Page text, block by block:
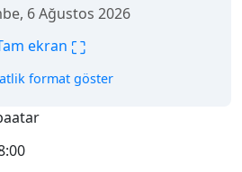
6 Ağustos 2026
ekran ⛶
format göster